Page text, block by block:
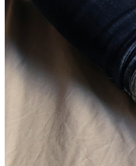
{Tricot} Flower
power socks
Ce patron a été
initialement créé pour
les membres de…